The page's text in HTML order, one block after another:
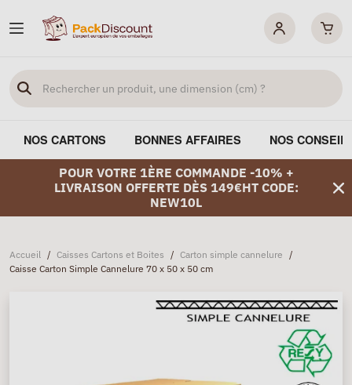
NOS CARTONS BONNES AFFAIRES NOS
POUR VOTRE 1ÈRE COMMANDE -10% +
LIVRAISON OFFERTE DÈS 149€HT CODE:
NEW10L
Accueil / Caisses Cartons et Boites / Carton simple cannelure /
Caisse Carton Simple Cannelure 70 x 50 x 50 cm